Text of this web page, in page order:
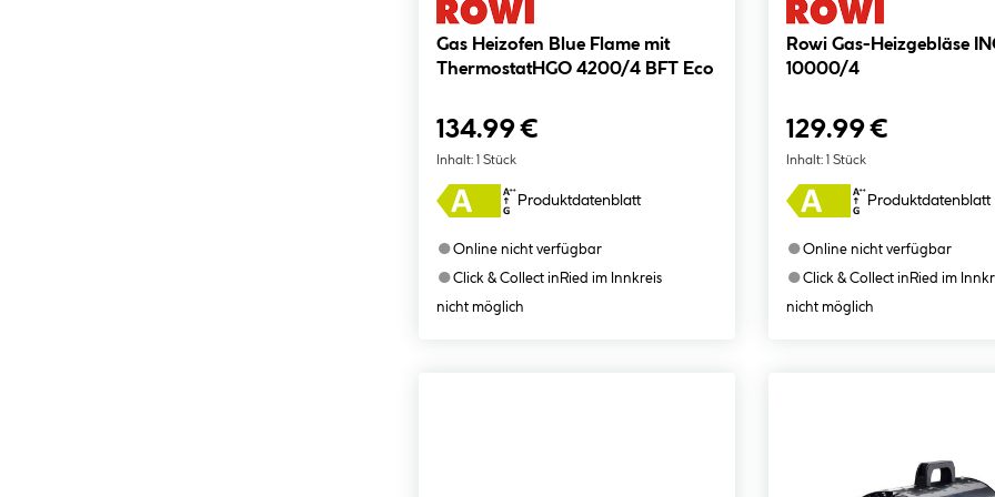
Gas Heizofen Blue Flame mit
ThermostatHGO 4200/4 BFT Eco
134.99 €
Inhalt: 1 Stück
Produktdatenblatt
●Online nicht verfügbar
●Click & Collect in Ried im Innkreis
nicht möglich
Rowi Gas-Heizgebläse
10000/4
129.99 €
Inhalt: 1 Stück
Produktdatenblatt
●Online nicht verfügbar
●Click & Collect in Ried im
nicht möglich